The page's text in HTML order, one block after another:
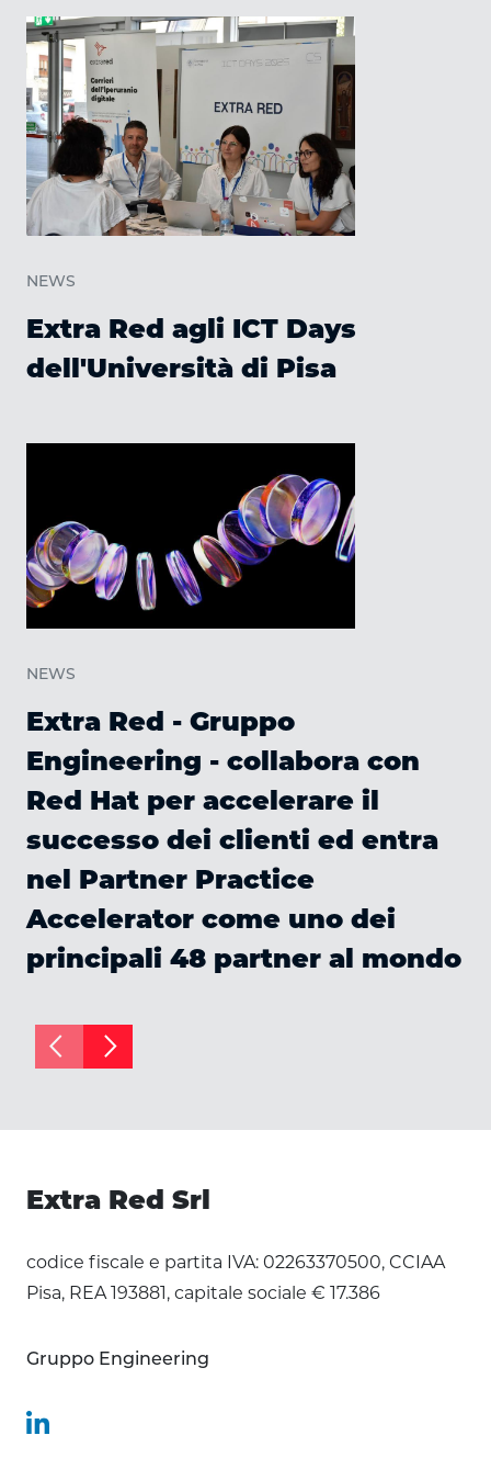
NEWS
Extra Red agli ICT Days
dell'Università di Pisa
NEWS
Extra Red - Gruppo
Engineering - collabora con
Red Hat per accelerare il
successo dei clienti ed entra
nel Partner Practice
Accelerator come uno dei
principali 48 partner al mondo
arrow_back_ios arrow_forward_ios
Extra Red Srl
codice fiscale e partita IVA: 02263370500, CCIAA
Pisa, REA 193881, capitale sociale € 17.386
Gruppo Engineering